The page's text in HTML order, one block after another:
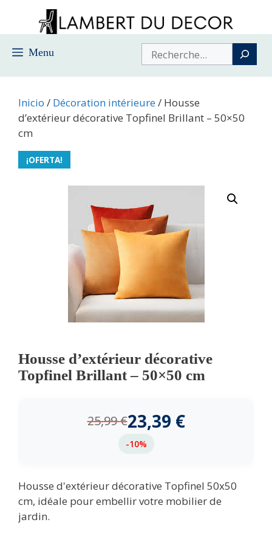
contenido
Menu Buscar
Inicio / Décoration intérieure/ Housse
d’extérieur décorative Topfinel Brillant – 50×50
cm
¡OFERTA!
Housse d’extérieur décorative
Topfinel Brillant – 50×50 cm
25,99€23,39 €
-10%
Housse d'extérieur décorative Topfinel 50x50
cm, idéale pour embellir votre mobilier de
jardin.